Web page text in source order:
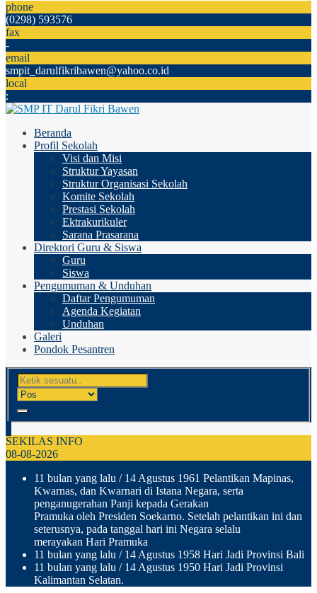
phone
(0298) 593576
fax
-
email
smpit_darulfikribawen@yahoo.co.id
local
:
Beranda
Profil Sekolah
Visi dan Misi
Struktur Yayasan
Struktur Organisasi Sekolah
Komite Sekolah
Prestasi Sekolah
Ektrakurikuler
Sarana Prasarana
Direktori Guru & Siswa
Guru
Siswa
Pengumuman & Unduhan
Daftar Pengumuman
Agenda Kegiatan
Unduhan
Galeri
Pondok Pesantren
SEKILAS INFO
08-08-2026
11 bulan yang lalu / 14 Agustus 1961 Pelantikan Mapinas,
Kwarnas, dan Kwarnari di Istana Negara, serta
penganugerahan Panji kepada Gerakan
Pramuka oleh Presiden Soekarno. Setelah pelantikan ini dan
seterusnya, pada tanggal hari ini Negara selalu
merayakan Hari Pramuka
11 bulan yang lalu / 14 Agustus 1958 Hari Jadi Provinsi Bali
11 bulan yang lalu / 14 Agustus 1950 Hari Jadi Provinsi
Kalimantan Selatan.